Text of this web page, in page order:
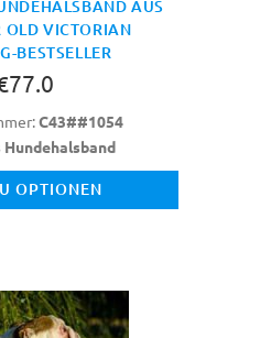
AUS
OLD VICTORIAN
BESTSELLER
C43##1054
Hundehalsband
OPTIONEN